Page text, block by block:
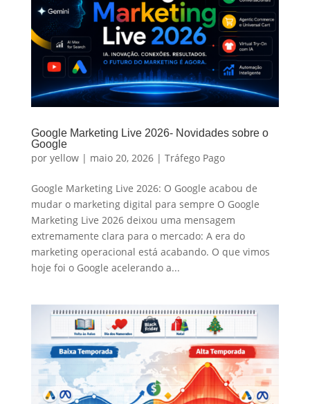
Google Marketing Live 2026- Novidades sobre o
Google
por yellow| maio 20, 2026| Tráfego Pago
Google Marketing Live 2026: O Google acabou de
mudar o marketing digital para sempre O Google
Marketing Live 2026 deixou uma mensagem
extremamente clara para o mercado: A era do
marketing operacional está acabando. O que vimos
hoje foi o Google acelerando a...